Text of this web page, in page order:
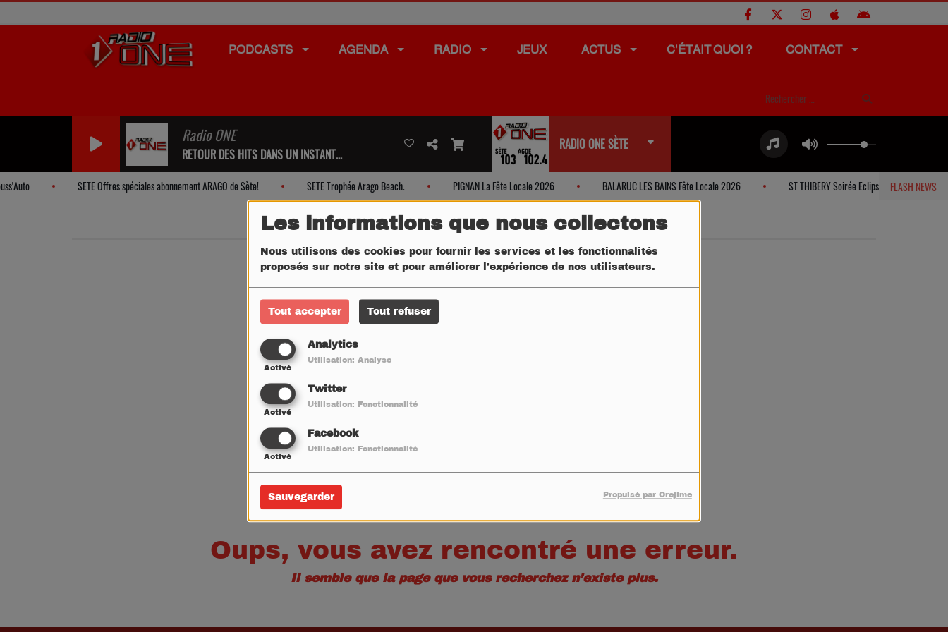
Les informations que nous collectons
Nous utilisons des cookies pour fournir les services et les fonctionnalités
proposés sur notre site et pour améliorer l'expérience de nos utilisateurs.
Tout accepter Tout refuser
Analytics
Activé
Utilisation: Analyse
Twitter
Activé
Utilisation: Fonctionnalité
Facebook
Activé
Utilisation: Fonctionnalité
Sauvegarder Propulsé par Orejime
PODCASTS AGENDA RADIO JEUX ACTUS C'ÉTAIT QUOI ? CONTACT
Radio ONE
RETOUR DES HITS DANS UN INSTANT...
RADIO ONE SÈTE
FLASH NEWS
SETE Offres spéciales abonnement ARAGO de Sète! SETE Trophée Arago Beach. PIGNAN La Fête Locale 2026 BALARUC LES BAINS Fête Locale 2026 ST THIBERY Soirée Eclipse Solaire
404
Oups, vous avez rencontré une erreur.
Il semble que la page que vous recherchez n’existe plus.